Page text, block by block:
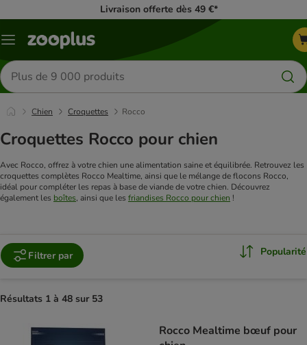
Livraison offerte dès 49 €*
Menu
Rechercher
des
produits
Chien Croquettes Rocco
Croquettes Rocco pour chien
Avec Rocco, offrez à votre chien une alimentation saine et équilibrée. Retrouvez les
croquettes complètes Rocco Mealtime, ainsi que le mélange de flocons Rocco,
idéal pour compléter les repas à base de viande de votre chien. Découvrez
également les boîtes, ainsi que les friandises Rocco pour chien !
Filtrer par Popularité
Résultats 1 à 48 sur 53
Rocco Mealtime bœuf pour